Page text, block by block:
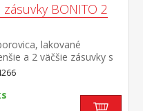
BONITO 2
lakované
a 2 väčšie zásuvky s